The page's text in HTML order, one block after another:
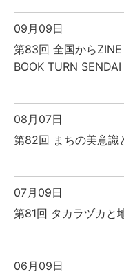
09月09日
第83回 全国からZINE
BOOK TURN SENDAI
08月07日
第82回 まちの美意識
07月09日
第81回 タカラヅカと
06月09日